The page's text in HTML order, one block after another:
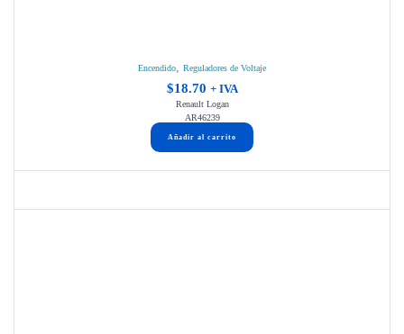
Encendido, Reguladores de Voltaje
$18.70 + IVA
Renault Logan
AR46239
Añadir al carrito